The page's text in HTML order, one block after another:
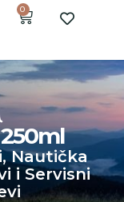
0
,Nautička
i Servisni